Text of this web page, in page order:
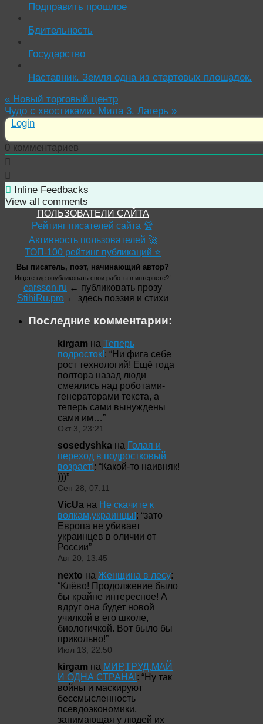
Подправить прошлое
Бдительность
Государство
Наставник. Земля одна из стартовых площадок.
« Новый торговый центр
Чудо с хвостиками. Мила 3. Лагерь »
Login
0 комментариев
Inline Feedbacks
View all comments
ПОЛЬЗОВАТЕЛИ САЙТА
Рейтинг писателей сайта 🏆
Активность пользователей 🚀
ТОП-100 рейтинг публикаций ⭐
Вы писатель, поэт, начинающий автор?
Ищете где опубликовать свои работы в интернете?!
carsson.ru ← публиковать прозу
StihiRu.pro ← здесь поэзия и стихи
Последние комментарии:
kirgam на Теперь
подросток!: “Ни фига себе
рост технологий! Ещё года
полтора назад люди
смеялись над роботами-
генераторами текста, а
теперь сами вынуждены
сами им…”
Окт 3, 23:21
sosedyshka на Голая и
переход в подростковый
возраст!: “Какой-то наивняк!
)))”
Сен 28, 07:11
VicUa на Не скачите к
волкам,украинцы!: “зато
Европа не убивает
украинцев в оличии от
России”
Авг 20, 13:45
nexto на Женщина в лесу:
“Клёво! Продолжение было
бы крайне интересное! А
вдруг она будет новой
училкой в его школе,
биологичкой. Вот было бы
прикольно!”
Июл 13, 22:50
kirgam на МИР,ТРУД,МАЙ
И ОДНА СТРАНА!: “Ну так
войны и маскируют
бессмысленность
псевдоэкономики,
занимающая у людей их